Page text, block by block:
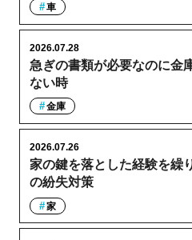
車
急ぎの書類が必要なのに金
ない時
2026.07.28
金庫
家の鍵を落とした経験を繰
の紛失対策
2026.07.26
家